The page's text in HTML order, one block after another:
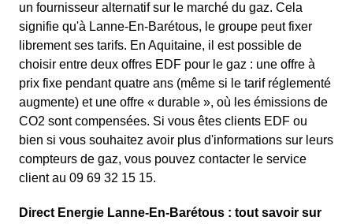
un fournisseur alternatif sur le marché du gaz. Cela
signifie qu'à Lanne-En-Barétous, le groupe peut fixer
librement ses tarifs. En Aquitaine, il est possible de
choisir entre deux offres EDF pour le gaz : une offre à
prix fixe pendant quatre ans (même si le tarif réglementé
augmente) et une offre « durable », où les émissions de
CO2 sont compensées. Si vous êtes clients EDF ou
bien si vous souhaitez avoir plus d'informations sur leurs
compteurs de gaz, vous pouvez contacter le service
client au 09 69 32 15 15.
Direct Energie Lanne-En-Barétous : tout savoir sur